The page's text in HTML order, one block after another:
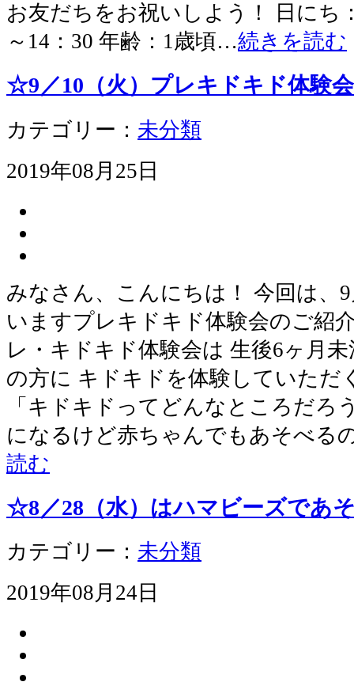
お友だちをお祝いしよう！ 日にち
～14：30 年齢：1歳頃…続きを読む
☆9／10（火）プレキドキド体
カテゴリー： 未分類
2019年08月25日
みなさん、こんにちは！ 今回は、
いますプレキドキド体験会のご紹
レ・キドキド体験会は 生後6ヶ月
の方に キドキドを体験していただ
「キドキドってどんなところだろ
になるけど赤ちゃんでもあそべる
読む
☆8／28（水）はハマビーズであ
カテゴリー： 未分類
2019年08月24日